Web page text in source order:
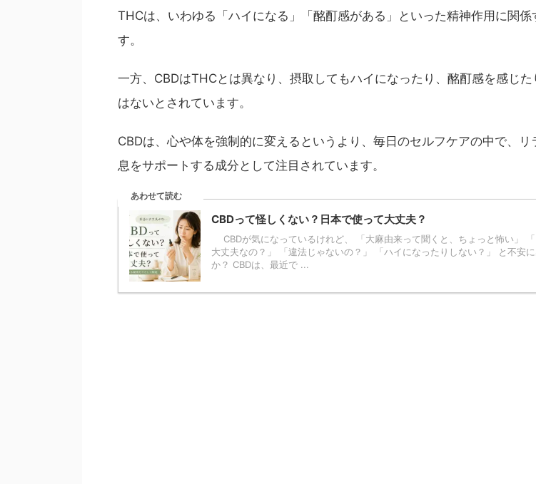
THCは、いわゆる「ハイになる」「酩酊感がある」といった精神作用に関係
す。
一方、CBDはTHCとは異なり、摂取してもハイになったり、酩酊感を感じ
はないとされています。
CBDは、心や体を強制的に変えるというより、毎日のセルフケアの中で、リ
息をサポートする成分として注目されています。
あわせて読む
CBDって怪しくない？日本で使って大丈夫？
CBDが気になっているけれど、 「大麻由来って聞くと、ちょっと怖い」
大丈夫なの？」 「違法じゃないの？」 「ハイになったりしない？」 と不安
か？ CBDは、最近で ...